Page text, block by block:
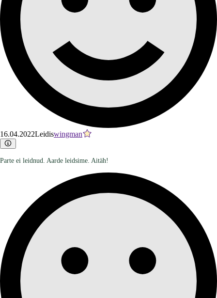
16.04.2022Leidiswingman
Parte ei leidnud. Aarde leidsime. Aitäh!